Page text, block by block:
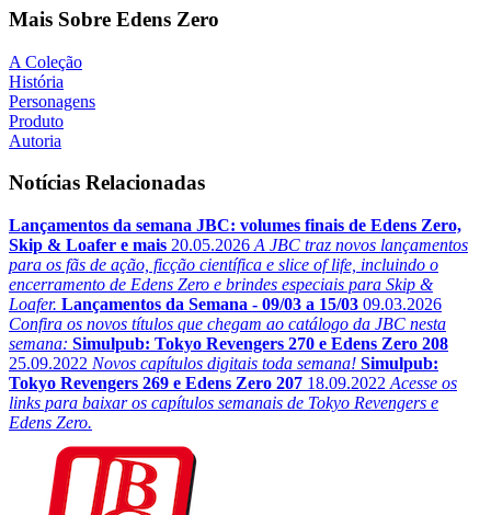
Mais Sobre Edens Zero
A Coleção
História
Personagens
Produto
Autoria
Notícias Relacionadas
Lançamentos da semana JBC: volumes finais de Edens Zero,
Skip & Loafer e mais 20.05.2026 A JBC traz novos lançamentos
para os fãs de ação, ficção científica e slice of life, incluindo o
encerramento de Edens Zero e brindes especiais para Skip &
Loafer. Lançamentos da Semana - 09/03 a 15/03 09.03.2026
Confira os novos títulos que chegam ao catálogo da JBC nesta
semana: Simulpub: Tokyo Revengers 270 e Edens Zero 208
25.09.2022 Novos capítulos digitais toda semana! Simulpub:
Tokyo Revengers 269 e Edens Zero 207 18.09.2022 Acesse os
links para baixar os capítulos semanais de Tokyo Revengers e
Edens Zero.